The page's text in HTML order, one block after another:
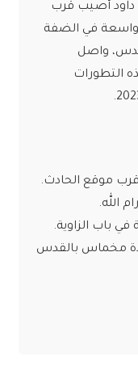
داود أصيب قرب
واسعة في الضفة
القدس، واصل
التطورات
باب الزاوية.
مخماس بالقدس